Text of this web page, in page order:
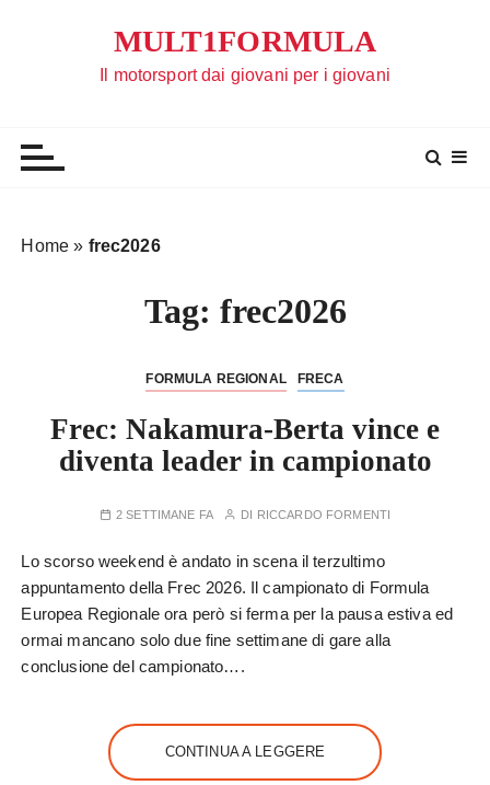
MULT1FORMULA
Il motorsport dai giovani per i giovani
Home » frec2026
Tag: frec2026
FORMULA REGIONAL FRECA
Frec: Nakamura-Berta vince e
diventa leader in campionato
2 SETTIMANE FA DI RICCARDO FORMENTI
Lo scorso weekend è andato in scena il terzultimo
appuntamento della Frec 2026. Il campionato di Formula
Europea Regionale ora però si ferma per la pausa estiva ed
ormai mancano solo due fine settimane di gare alla
conclusione del campionato….
CONTINUA A LEGGERE